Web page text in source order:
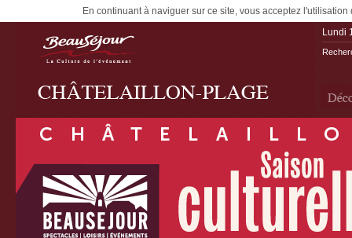
En continuant à naviguer sur ce site, vous acceptez
Lundi